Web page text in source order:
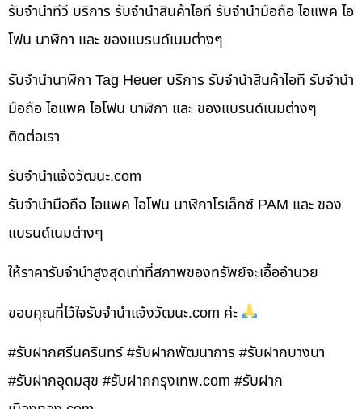
รับจำนำทีวี บริการ รับจำนำสินค้าไอที รับจำนำมือถือ ไอแพค ไอ
โฟน นาฬิกา และ ของแบรนด์เนมต่างๆ
รับจำนำนาฬิกา Tag Heuer บริการ รับจำนำสินค้าไอที รับจำนำ
มือถือ ไอแพค ไอโฟน นาฬิกา และ ของแบรนด์เนมต่างๆ
ติดต่อเรา
รับจํานําแจ้งวัฒนะ.com
รับจำนำมือถือ ไอแพค ไอโฟน นาฬิกาโรเล็กซ์ PAM และ ของ
แบรนด์เนมต่างๆ
ให้ราคารับจำนำสูงสุดเท่าที่สภาพของทรัพย์จะเอื้ออำนวย
ขอบคุณที่ไว้ใจรับจำนำแจ้งวัฒนะ.com ค่ะ
#รับฝากศรีนครินทร์ #รับฝากพัฒนาการ #รับฝากบางนา
#รับฝากอุดมสุข #รับฝากกรุงเทพ.com #รับฝาก